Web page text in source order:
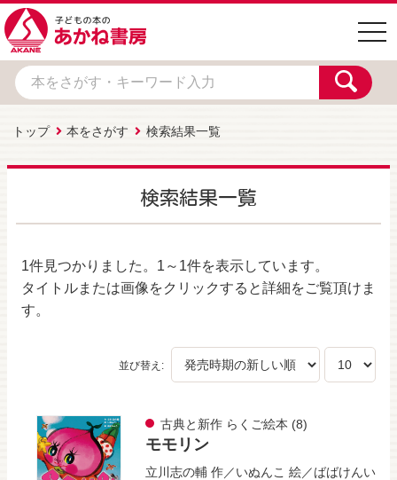
トップ 本をさがす 検索結果一覧
検索結果一覧
1件見つかりました。 1～1件を表示しています。
タイトルまたは画像をクリックすると詳細をご覧頂けま
す。
並び替え:
古典と新作 らくご絵本 (8)
モモリン
立川志の輔 作／いぬんこ 絵／ばばけんい